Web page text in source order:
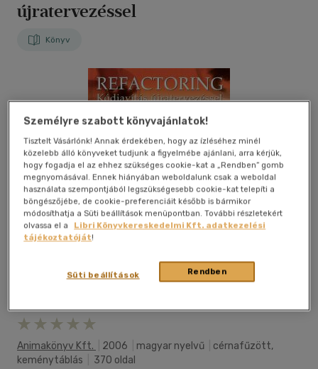
újratervezéssel
Könyv
Animakönyv Kft. 2006 magyar nyelvű
cérnafűzött,
keménytáblás
370 oldal
Személyre szabott könyvajánlatok!
Tisztelt Vásárlónk! Annak érdekében, hogy az ízléséhez minél
közelebb álló könyveket tudjunk a figyelmébe ajánlani, arra kérjük,
hogy fogadja el az ehhez szükséges cookie-kat a „Rendben” gomb
megnyomásával. Ennek hiányában weboldalunk csak a weboldal
használata szempontjából legszükségesebb cookie-kat telepíti a
böngészőjébe, de cookie-preferenciáit később is bármikor
módosíthatja a Süti beállítások menüpontban. További részletekért
olvassa el a
Libri Könyvkereskedelmi Kft. adatkezelési
tájékoztatóját!
Rendben
Süti beállítások